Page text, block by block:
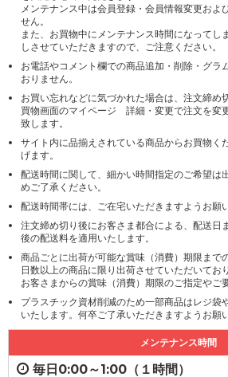
メンテナンス中は会員登録・会員情報変更およ
せん。
また、お買物中にメンテナンス時間になってし
しさせていただきますので、ご注意ください。
お電話やコメント欄での商品追加・削除・グラ
おりません。
お買い忘れなどに気づかれた場合は、注文締め
買物画面のマイページ 詳細・変更で注文を変
致します。
サイト内に品揃えされている商品からお買物く
げます。
配送時間に関して、細かい時間指定のご希望は
めご了承ください。
配送時間帯には、ご在宅いただきますようお願
注文締め切り後にお客さま都合による、配送日
後の配送料を適用いたします。
商品ごとに出荷が可能な賞味（消費）期限まで
日数以上の商品に限り出荷させていただいてお
お客さまからの賞味（消費）期限のご指定やご
プラスチック資材削減のため一部商品はレジ袋
いたします。何卒ご了承いただきますようお願
メンテナンス時間
毎日0:00～1:00（１時間）